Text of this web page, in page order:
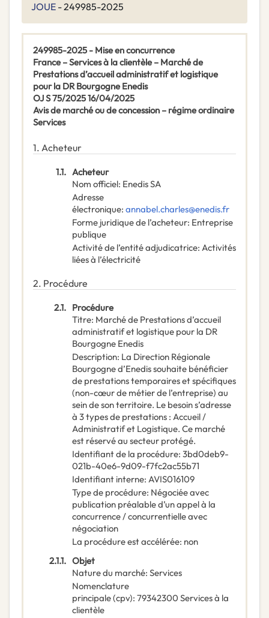
JOUE - 249985-2025
249985-2025 - Mise en concurrence
France – Services à la clientèle – Marché de
Prestations d’accueil administratif et logistique
pour la DR Bourgogne Enedis
OJ S 75/2025 16/04/2025
Avis de marché ou de concession – régime ordinaire
Services
1. Acheteur
1.1. Acheteur
Nom officiel: Enedis SA
Adresse
électronique: annabel.charles@enedis.fr
Forme juridique de l’acheteur: Entreprise
publique
Activité de l’entité adjudicatrice: Activités
liées à l’électricité
2. Procédure
2.1. Procédure
Titre: Marché de Prestations d’accueil
administratif et logistique pour la DR
Bourgogne Enedis
Description: La Direction Régionale
Bourgogne d’Enedis souhaite bénéficier
de prestations temporaires et spécifiques
(non-cœur de métier de l’entreprise) au
sein de son territoire. Le besoin s’adresse
à 3 types de prestations : Accueil /
Administratif et Logistique. Ce marché
est réservé au secteur protégé.
Identifiant de la procédure: 3bd0deb9-
021b-40e6-9d09-f7fc2ac55b71
Identifiant interne: AVIS016109
Type de procédure: Négociée avec
publication préalable d’un appel à la
concurrence / concurrentielle avec
négociation
La procédure est accélérée: non
2.1.1. Objet
Nature du marché: Services
Nomenclature
principale(cpv): 79342300 Services à la
clientèle